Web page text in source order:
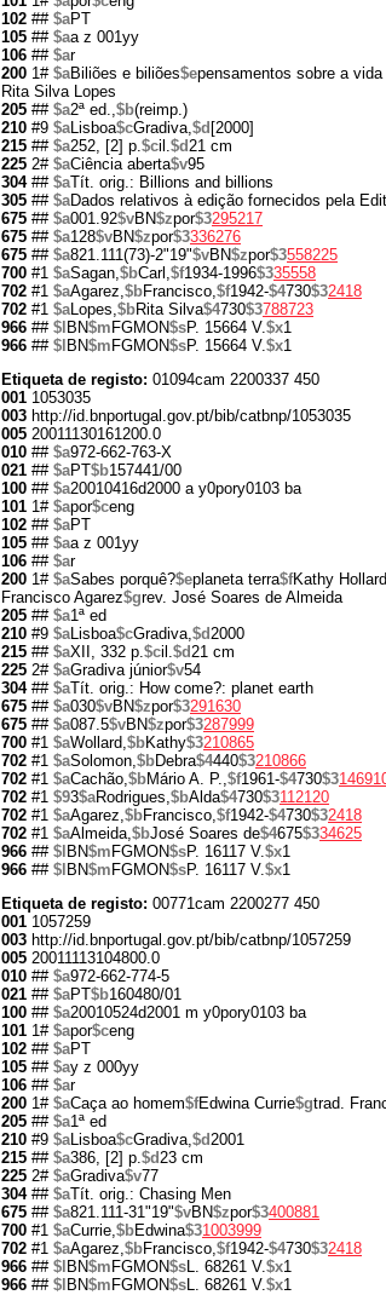
102 ## $aPT
105 ## $aa z 001yy
106 ## $ar
200 1# $aBiliões e biliões$epensamentos sobre a
Rita Silva Lopes
205 ## $a2ª ed.,$b(reimp.)
210 #9 $aLisboa$cGradiva,$d [2000]
215 ## $a252, [2] p.$cil.$d21 cm
225 2# $aCiência aberta$v95
304## $aTít. orig.: Billions and billions
305 ## $aDados relativos à edição fornecidos pela
675 ## $a001.92$vBN$zpor$3295217
675 ## $a128$vBN$zpor$3336276
675 ## $a821.111(73)-2"19"$vBN$zpor$3558225
700 #1 $aSagan,$bCarl,$f1934-1996$335558
702 #1 $aAgarez,$bFrancisco,$f1942-$4730$32418
702 #1 $aLopes,$bRita Silva$4730$3788723
966 ## $l BN$m FGMON$sP. 15664 V.$x1
966 ## $l BN$m FGMON$sP. 15664 V.$x1
Etiqueta de registo: 01094cam 2200337 450
001 1053035
003 http://id.bnportugal.gov.pt/bib/catbnp/1053035
005 20011130161200.0
010 ## $a972-662-763-X
021 ## $aPT$b157441/00
100 ## $a20010416d2000 a y0pory0103 ba
101 1# $apor$ceng
102 ## $aPT
105 ## $aa z 001yy
106 ## $ar
200 1# $aSabes porquê?$eplaneta terra$fKathy Hollard
Francisco Agarez$grev. José Soares de Almeida
205 ## $a1ª ed
210 #9 $aLisboa$cGradiva,$d2000
215 ## $aXII, 332 p.$cil.$d21 cm
225 2# $aGradiva júnior$v54
304## $aTít. orig.: How come?: planet earth
675 ## $a030$vBN$zpor$3291630
675 ## $a087.5$vBN$zpor$3287999
700 #1 $aWollard,$bKathy$3210865
702 #1 $aSolomon,$bDebra$4440$3210866
702 #1 $aCachão,$bMário A. P.,$f1961-$4730$3
702 #1 $93$aRodrigues,$bAlda$4730$3112120
702 #1 $aAgarez,$bFrancisco,$f1942-$4730$32418
702 #1 $aAlmeida,$bJosé Soares de$4675$334625
966 ## $l BN$m FGMON$sP. 16117 V.$x1
966 ## $l BN$m FGMON$sP. 16117 V.$x1
Etiqueta de registo: 00771cam 2200277 450
001 1057259
003 http://id.bnportugal.gov.pt/bib/catbnp/1057259
005 20011113104800.0
010 ## $a972-662-774-5
021 ## $aPT$b160480/01
100 ## $a20010524d2001 m y0pory0103 ba
101 1# $apor$ceng
102 ## $aPT
105 ## $ay z 000yy
106 ## $ar
200 1# $aCaça ao homem$fEdwina Currie$gtrad.
205 ## $a1ª ed
210 #9 $aLisboa$cGradiva,$d2001
215 ## $a386, [2] p.$d23 cm
225 2# $aGradiva$v77
304## $aTít. orig.: Chasing Men
675 ## $a821.111-31"19"$vBN$zpor$3400881
700 #1 $aCurrie,$bEdwina$31003999
702 #1 $aAgarez,$bFrancisco,$f1942-$4730$32418
966 ## $l BN$m FGMON$sL. 68261 V.$x1
966 ## $l BN$m FGMON$sL. 68261 V.$x1